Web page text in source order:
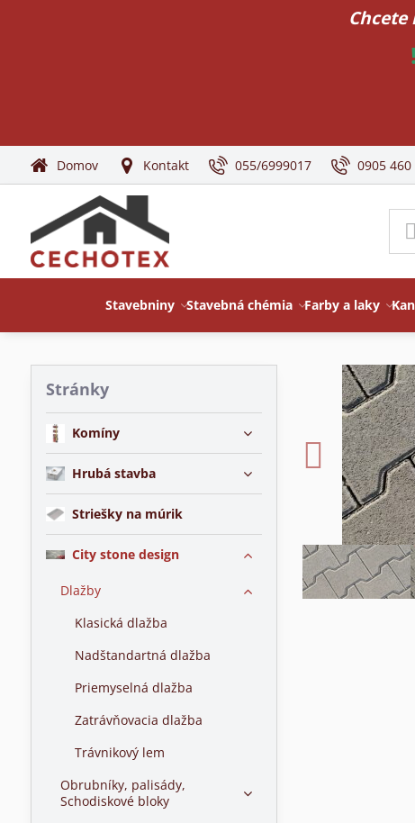
Domov
Kontakt 055/6999017 0905 460
Stavebniny Stavebná chémia Farby a laky
Stránky
Komíny
Hrubá stavba
Striešky na múrik
City stone design
Dlažby
Klasická dlažba
Nadštandartná dlažba
Priemyselná dlažba
Zatrávňovacia dlažba
Trávnikový lem
Obrubníky, palisády,
Schodiskové bloky